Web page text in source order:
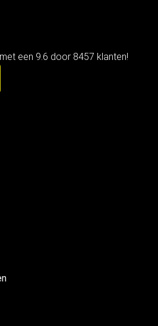
een 9.6 door 8457 klanten!